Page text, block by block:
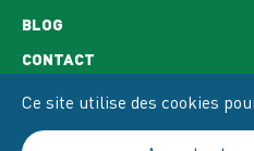
BLOG
Ce site utilise des cookies
CONTACT
HORAIRES D'OUVERTURE
ACCÈS